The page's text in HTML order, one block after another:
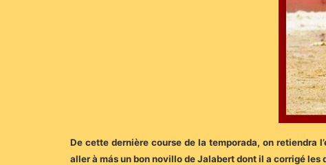
De cette dernière course de la temporada, on retiendra
aller à más un bon novillo de Jalabert dont il a corrigé